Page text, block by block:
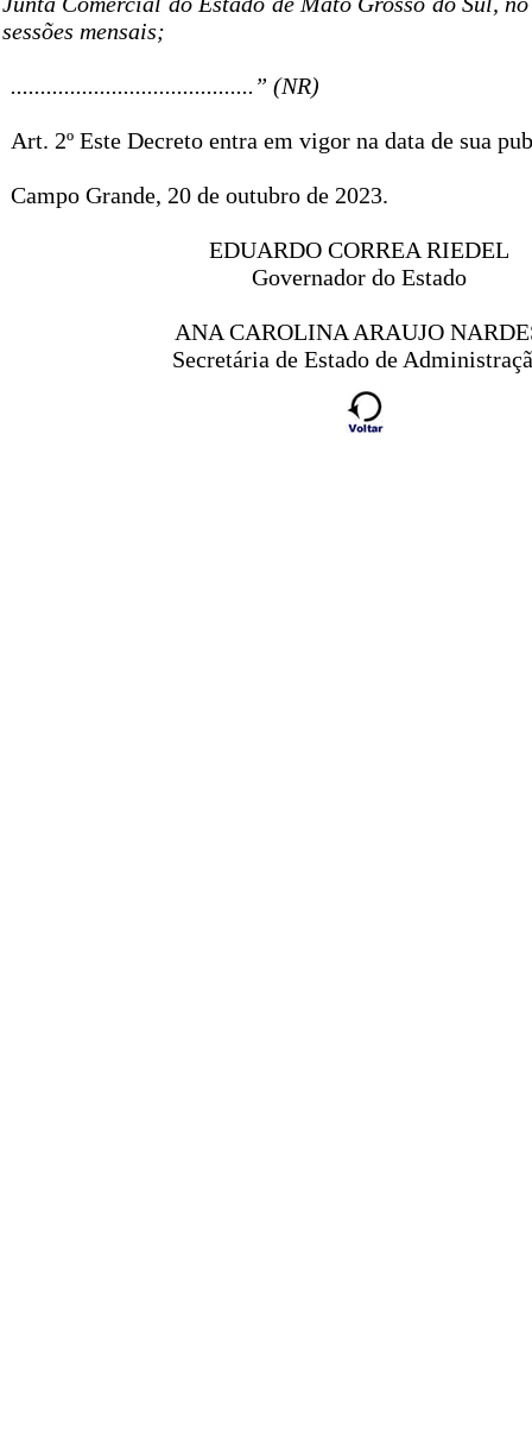
sessões mensais;
.........................................” (NR)
Art. 2º Este Decreto entra em vigor na data de sua
Campo Grande, 20 de outubro de 2023.
EDUARDO CORREA RIEDEL
Governador do Estado
ANA CAROLINA ARAUJO
Secretária de Estado de